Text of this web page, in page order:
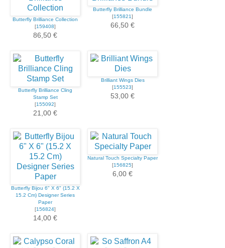
Butterfly Brilliance Collection
[159408]
86,50 €
Butterfly Brilliance Bundle
[155821]
66,50 €
Butterfly Brilliance Cling
Stamp Set
[155092]
21,00 €
Brilliant Wings Dies
[155523]
53,00 €
Butterfly Bijou 6" X 6" (15.2 X
15.2 Cm) Designer Series
Paper
[156824]
14,00 €
Natural Touch Specialty Paper
[156825]
6,00 €